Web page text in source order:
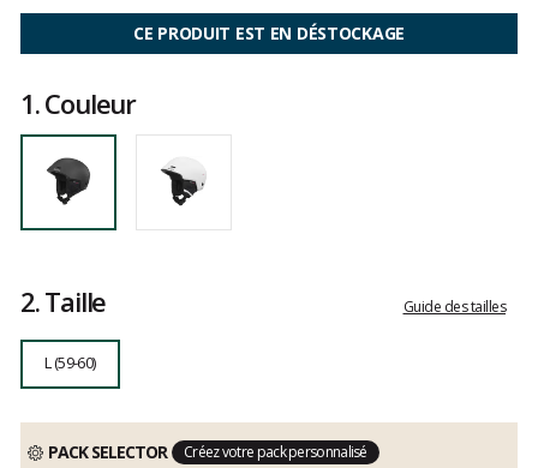
CE PRODUIT EST EN DÉSTOCKAGE
1.Couleur
2.Taille Guide des tailles
L (59-60)
PACK SELECTOR
Créez votre pack personnalisé